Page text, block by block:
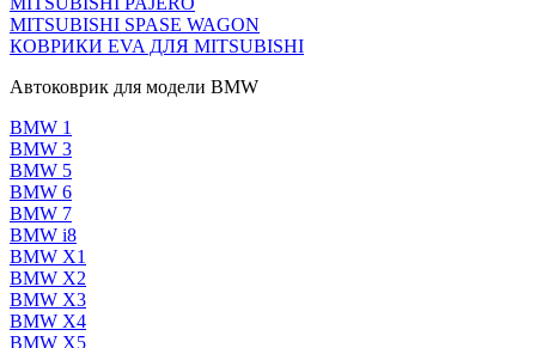
MITSUBISHI SPASE WAGON
КОВРИКИ EVA ДЛЯ MITSUBISHI
Автоковрик для модели BMW
BMW 1
BMW 3
BMW 5
BMW 6
BMW 7
BMW i8
BMW X1
BMW X2
BMW X3
BMW X4
BMW X5